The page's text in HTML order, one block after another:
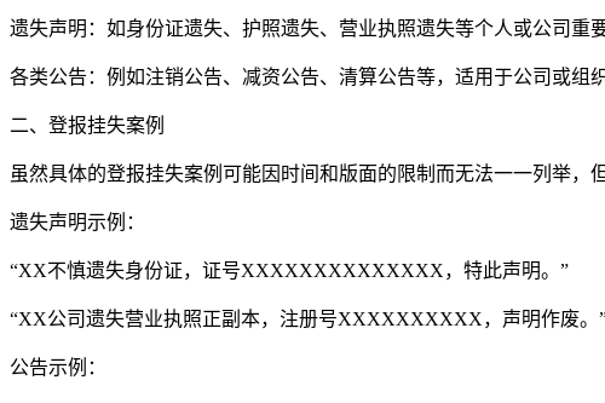
遗失声明：如身份证遗失、护照遗失、营业执照遗失等个人或公司重
各类公告：例如注销公告、减资公告、清算公告等，适用于公司或组
二、登报挂失案例
虽然具体的登报挂失案例可能因时间和版面的限制而无法一一列举，
遗失声明示例：
“XX不慎遗失身份证，证号XXXXXXXXXXXXXX，特此声明。”
“XX公司遗失营业执照正副本，注册号XXXXXXXXXX，声明作废。
公告示例：